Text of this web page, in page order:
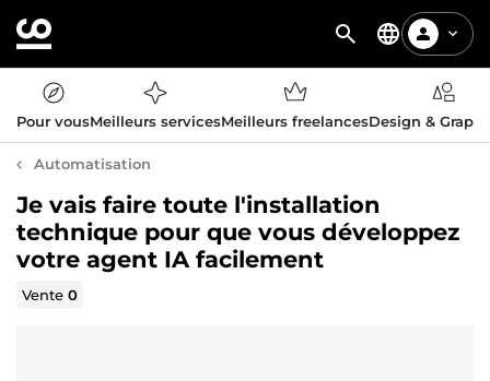
Pour vousMeilleurs servicesMeilleurs freelancesDesign &
Automatisation
Je vais faire toute l'installation
technique pour que vous développez
votre agent IA facilement
Vente0